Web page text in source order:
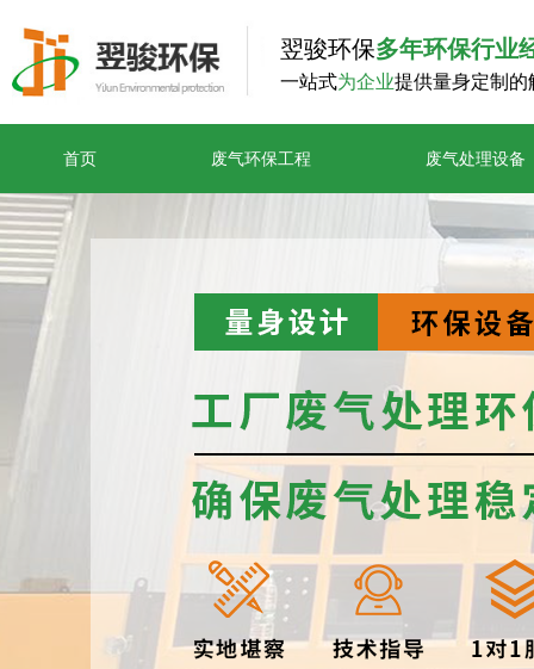
首页 废气环保工程 废气处理设备
翌骏环保多年环保行业
一站式为企业提供量身定制的